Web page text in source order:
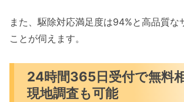
また、駆除対応満足度は94%と高品質な
ことが伺えます。
24時間365日受付で無料
現地調査も可能